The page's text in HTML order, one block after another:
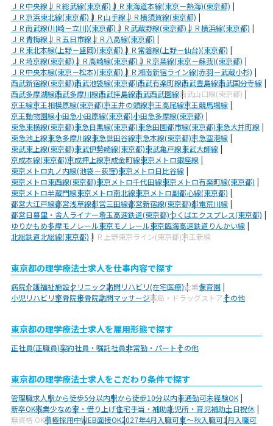
ＪＲ中央線ＪＲ総武線(東京都)ＪＲ東海道本線(東京－熱海)(東京都)
ＪＲ京浜東北線(東京都)ＪＲ山手線ＪＲ横須賀線(東京都)
ＪＲ南武線(川崎－立川)(東京都)ＪＲ武蔵野線(東京都)ＪＲ横浜線(東京都)
ＪＲ青梅線ＪＲ五日市線ＪＲ八高線(東京都)
ＪＲ東北本線(上野－盛岡)(東京都)ＪＲ常磐線(上野－仙台)(東京都)
ＪＲ埼京線(東京都)ＪＲ高崎線(東京都)ＪＲ京葉線(東京－蘇我)(東京都)
ＪＲ中央本線(東京－松本)(東京都)ＪＲ湘南新宿ライン線(赤羽－武蔵小杉)
西武新宿線(東京都)西武池袋線(東京都)西武有楽町線西武豊島線西武国分寺線
西武多摩湖線西武多摩川線西武拝島線西武西武園線西武山口線(東京都)
京王線京王相模原線(東京都)京王井の頭線京王高尾線京王競馬場線
京王動物園線小田急小田原線(東京都)小田急多摩線(東京都)
東急東横線(東京都)東急目黒線(東京都)東急田園都市線(東京都)東急大井町線
東急池上線東急多摩川線東急世田谷線京急本線(東京都)京急空港線
東武東上線(東京都)東武伊勢崎線(東京都)東武亀戸線東武大師線
京成本線(東京都)京成押上線京成金町線東京メトロ銀座線
東京メトロ丸ノ内線(池袋－荻窪)東京メトロ日比谷線
東京メトロ東西線(東京都)東京メトロ千代田線東京メトロ有楽町線(東京都)
東京メトロ半蔵門線東京メトロ南北線東京メトロ副都心線(東京都)
都営大江戸線都営浅草線都営三田線都営新宿線(東京都)都電荒川線
都営日暮里・舎人ライナー埼玉高速鉄道(東京都)つくばエクスプレス(東京都)
ゆりかもめ多摩モノレール東京モノレール東京臨海高速鉄道りんかい線
北総鉄道北総線(東京都) ＪＲ上野東京ライン(東京都)京王新線
東京都の理学療法士求人を仕事内容で探す
病院介護福祉施設クリニック訪問リハビリ(在宅医療)企業保育園
小児リハビリ整骨院接骨院訪問マッサージ薬局・ドラッグストアその他
東京都の理学療法士求人を雇用形態で探す
正社員(正職員)契約社員・嘱託社員非常勤・パートその他
東京都の理学療法士求人をこだわり条件で探す
管理職求人駅から徒歩5分以内駅から徒歩10分以内車通勤可未経験OK
新卒OK残業少なめ寮・借り上げ住宅手当・補助託児所・育児補助土日祝休
無資格 OK積極採用中WEB面接OK2027年4月入職可夏～秋入職可1月入職可